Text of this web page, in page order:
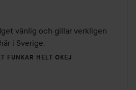
vänlig och gillar verkligen
FUNKAR HELT OKEJ